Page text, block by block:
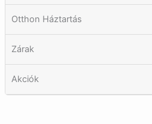
Otthon Háztartás
Zárak
Akciók